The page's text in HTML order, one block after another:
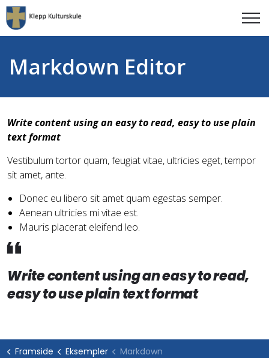
Markdown Editor
Write content using an easy to read, easy to use plain
text format
Vestibulum tortor quam, feugiat vitae, ultricies eget, tempor
sit amet, ante.
Donec eu libero sit amet quam egestas semper.
Aenean ultricies mi vitae est.
Mauris placerat eleifend leo.
Write content using an easy to read,
easy to use plain text format
Framside Eksempler Markdown